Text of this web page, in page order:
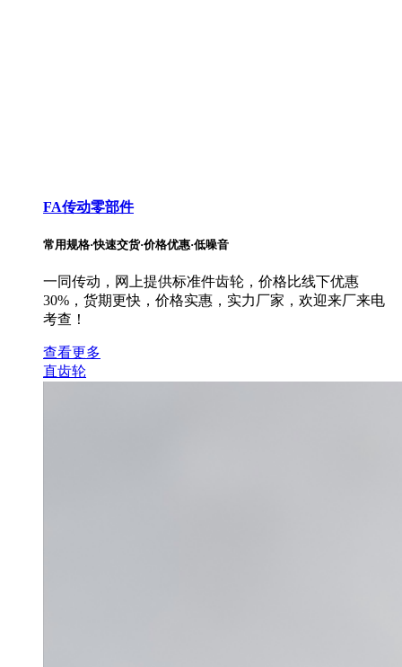
FA传动零部件
常用规格·快速交货·价格优惠·低噪音
一同传动，网上提供标准件齿轮，价格比线下优惠
30%，货期更快，价格实惠，实力厂家，欢迎来厂来电
考查！
查看更多
直齿轮